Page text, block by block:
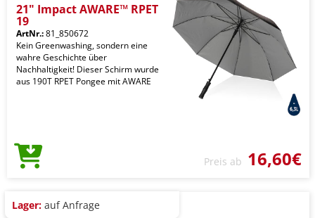
21" Impact AWARE™ RPET
19
ArtNr.:81_850672
Kein Greenwashing, sondern eine
wahre Geschichte über
Nachhaltigkeit! Dieser Schirm wurde
aus 190T RPET Pongee mit AWARE
Preis ab 16,60€
Lager: auf Anfrage